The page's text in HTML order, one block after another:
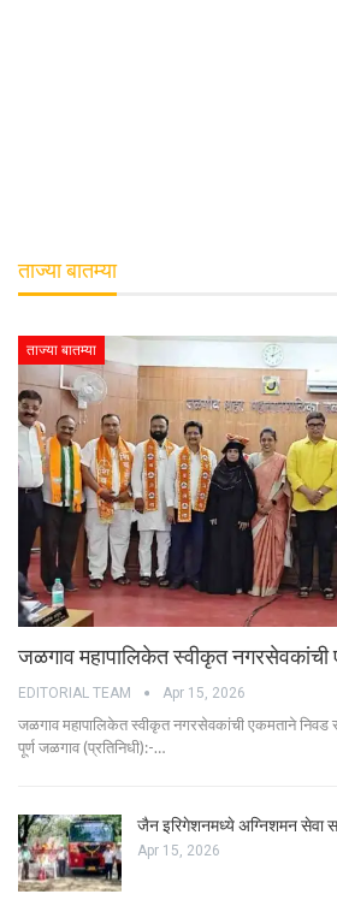
ताज्या बातम्या
ताज्या बातम्या
जळगाव महापालिकेत स्वीकृत नगरसेवकांची
EDITORIAL TEAM Apr 15, 2026
जळगाव महापालिकेत स्वीकृत नगरसेवकांची एकमताने निवड
पूर्ण जळगाव (प्रतिनिधी):-…
जैन इरिगेशनमध्ये अग्निशमन सेवा
Apr 15, 2026